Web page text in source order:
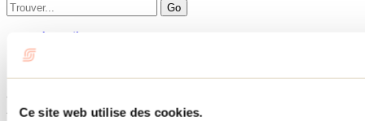
Ce site web utilise des cookies.
Go
Accueil
Les Tipis du Sommet